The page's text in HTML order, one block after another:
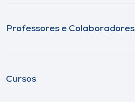
Professores e Colaboradores
Cursos